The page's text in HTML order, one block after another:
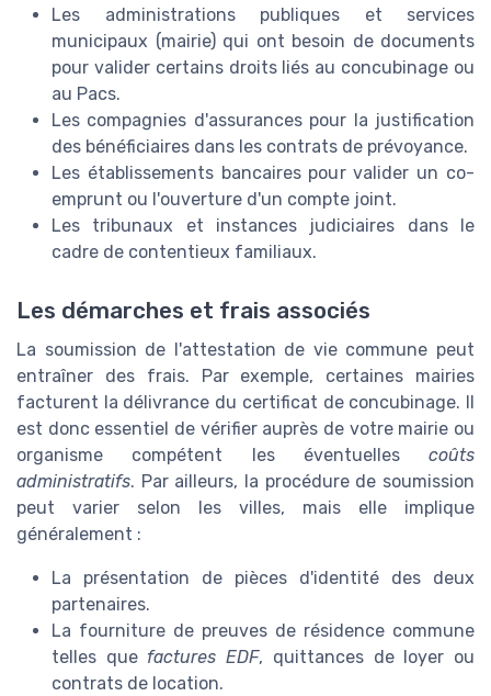
Les administrations publiques et services
municipaux (mairie) qui ont besoin de documents
pour valider certains droits liés au concubinage ou
au Pacs.
Les compagnies d'assurances pour la justification
des bénéficiaires dans les contrats de prévoyance.
Les établissements bancaires pour valider un co-
emprunt ou l'ouverture d'un compte joint.
Les tribunaux et instances judiciaires dans le
cadre de contentieux familiaux.
Les démarches et frais associés
La soumission de l'attestation de vie commune peut
entraîner des frais. Par exemple, certaines mairies
facturent la délivrance du certificat de concubinage. Il
est donc essentiel de vérifier auprès de votre mairie ou
organisme compétent les éventuelles coûts
administratifs. Par ailleurs, la procédure de soumission
peut varier selon les villes, mais elle implique
généralement :
La présentation de pièces d'identité des deux
partenaires.
La fourniture de preuves de résidence commune
telles que factures EDF, quittances de loyer ou
contrats de location.